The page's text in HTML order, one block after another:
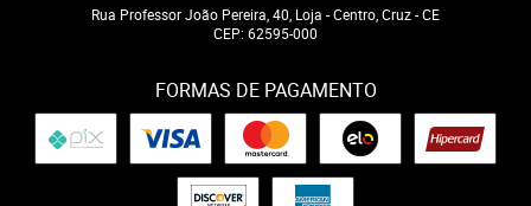
Rua Professor João Pereira, 40, Loja -Centro, Cruz-CE
CEP: 62595-000
FORMAS DE PAGAMENTO